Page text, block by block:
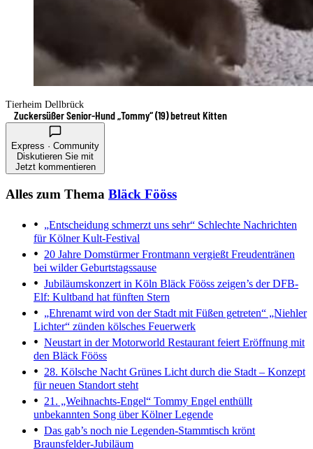
Tierheim Dellbrück
Zuckersüßer Senior-Hund „Tommy“ (19) betreut Kitten
Express · Community
Diskutieren Sie mit
Jetzt kommentieren
Alles zum Thema Bläck Fööss
„Entscheidung schmerzt uns sehr“ Schlechte Nachrichten
für Kölner Kult-Festival
20 Jahre DomstürmerFrontmann vergießt Freudentränen
bei wilder Geburtstagssause
Jubiläumskonzert in Köln Bläck Fööss zeigen’s der DFB-
Elf: Kultband hat fünften Stern
„Ehrenamt wird von der Stadt mit Füßen getreten“ „Niehler
Lichter“ zünden kölsches Feuerwerk
Neustart in der Motorworld Restaurant feiert Eröffnung mit
den Bläck Fööss
28. Kölsche Nacht Grünes Licht durch die Stadt – Konzept
für neuen Standort steht
21. „Weihnachts-Engel“ Tommy Engel enthüllt
unbekannten Song über Kölner Legende
Das gab’s noch nie Legenden-Stammtisch krönt
Braunsfelder-Jubiläum